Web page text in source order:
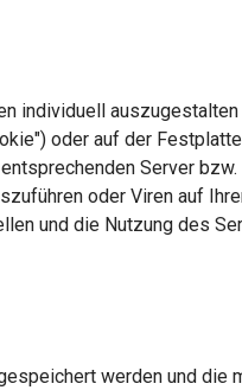
individuell
oder auf der
Server
oder Viren auf
und die Nutzung des
werden und die